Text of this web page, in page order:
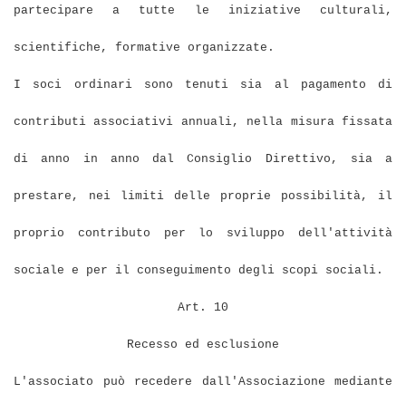
partecipare a tutte le iniziative culturali,
scientifiche, formative organizzate.
I soci ordinari sono tenuti sia al pagamento di
contributi associativi annuali, nella misura fissata
di anno in anno dal Consiglio Direttivo, sia a
prestare, nei limiti delle proprie possibilità, il
proprio contributo per lo sviluppo dell'attività
sociale e per il conseguimento degli scopi sociali.
Art. 10
Recesso ed esclusione
L'associato può recedere dall'Associazione mediante